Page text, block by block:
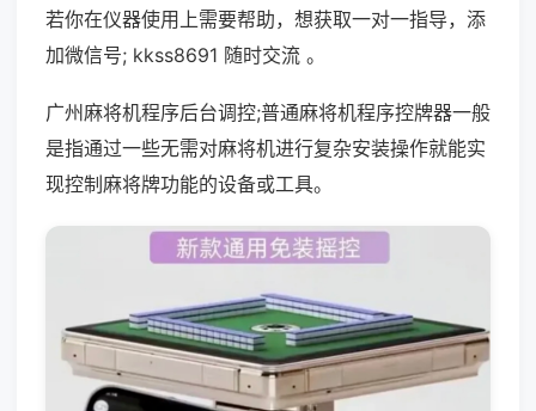
若你在仪器使用上需要帮助，想获取一对一指导，添
加微信号; kkss8691 随时交流 。
广州麻将机程序后台调控;普通麻将机程序控牌器一般
是指通过一些无需对麻将机进行复杂安装操作就能实
现控制麻将牌功能的设备或工具。